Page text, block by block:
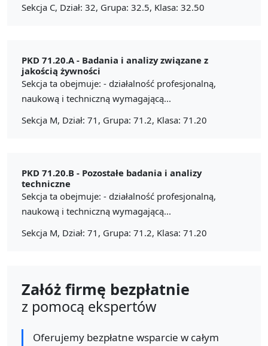
Sekcja C, Dział: 32, Grupa: 32.5, Klasa: 32.50
PKD 71.20.A - Badania i analizy związane z
jakością żywności
Sekcja ta obejmuje: - działalność profesjonalną,
naukową i techniczną wymagającą...
Sekcja M, Dział: 71, Grupa: 71.2, Klasa: 71.20
PKD 71.20.B - Pozostałe badania i analizy
techniczne
Sekcja ta obejmuje: - działalność profesjonalną,
naukową i techniczną wymagającą...
Sekcja M, Dział: 71, Grupa: 71.2, Klasa: 71.20
Załóż firmę bezpłatnie
z pomocą ekspertów
Oferujemy bezpłatne wsparcie w całym